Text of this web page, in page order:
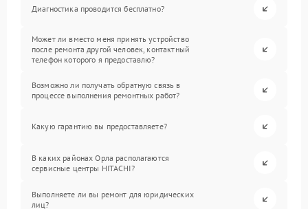
Диагностика проводится бесплатно?
Может ли вместо меня принять устройство
после ремонта другой человек, контактный
телефон которого я предоставлю?
Возможно ли получать обратную связь в
процессе выполнения ремонтных работ?
Какую гарантию вы предоставляете?
В каких районах Орла располагаются
сервисные центры HITACHI?
Выполняете ли вы ремонт для юридических
лиц?